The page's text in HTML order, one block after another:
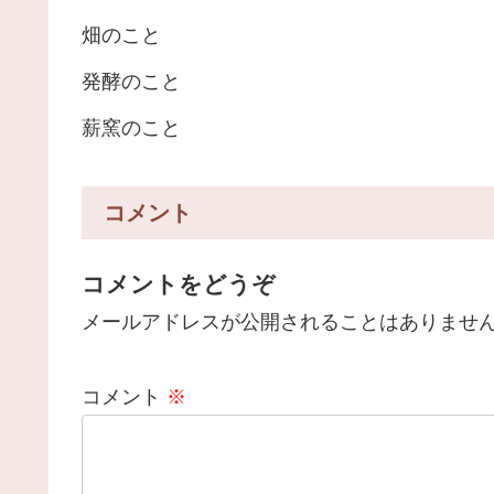
畑のこと
発酵のこと
薪窯のこと
コメント
コメントをどうぞ
メールアドレスが公開されることはありませ
コメント ※